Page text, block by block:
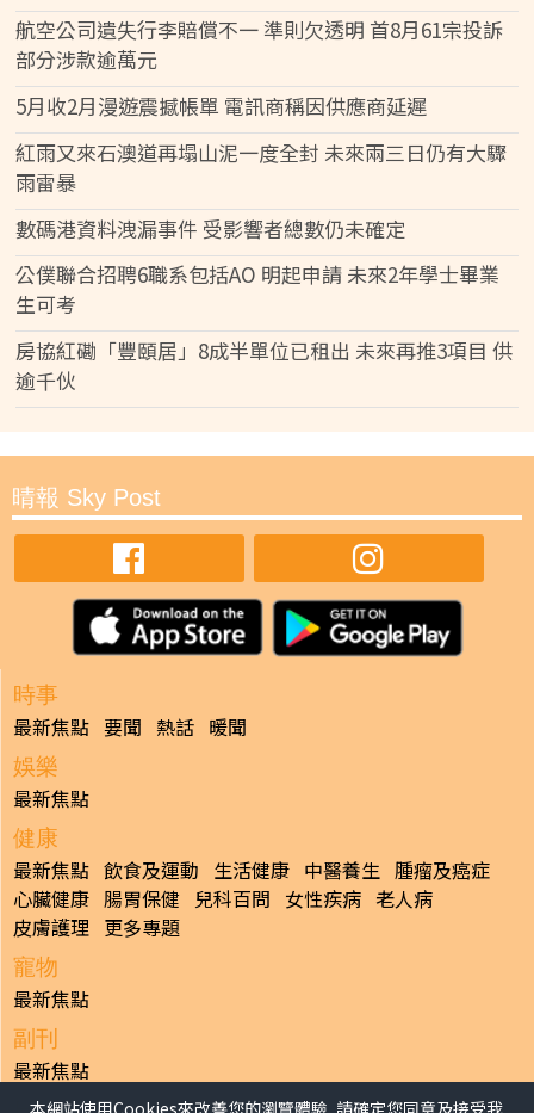
航空公司遺失行李賠償不一 準則欠透明 首8月61宗投訴
部分涉款逾萬元
5月收2月漫遊震撼帳單 電訊商稱因供應商延遲
紅雨又來石澳道再塌山泥一度全封 未來兩三日仍有大驟
雨雷暴
數碼港資料洩漏事件 受影響者總數仍未確定
公僕聯合招聘6職系包括AO 明起申請 未來2年學士畢業
生可考
房協紅磡「豐頤居」8成半單位已租出 未來再推3項目 供
逾千伙
晴報 Sky Post
時事
最新焦點 要聞 熱話 暖聞
娛樂
最新焦點
健康
最新焦點 飲食及運動 生活健康 中醫養生 腫瘤及癌症
心臟健康 腸胃保健 兒科百問 女性疾病 老人病
皮膚護理 更多專題
寵物
最新焦點
副刊
最新焦點
本網站使用Cookies來改善您的瀏覽體驗, 請確定您同意及接受我